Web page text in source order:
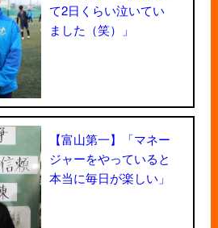
て2日くらい泣いてい
ました（笑）」
【富山第一】「マネー
ジャーをやっていると
本当に毎日が楽しい」